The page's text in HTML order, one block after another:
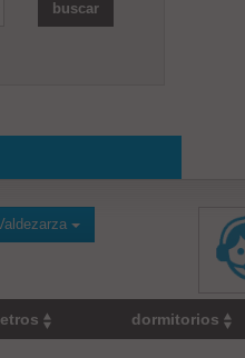
dormitorios